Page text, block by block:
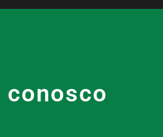
conosco